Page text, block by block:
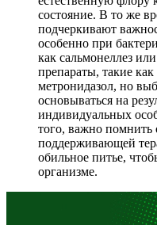
состояние. В то же
подчеркивают
особенно при
как сальмонеллез
препараты, такие
метронидазол, но
основываться на
индивидуальных
того, важно помнить
поддерживающей
обильное питье,
организме.